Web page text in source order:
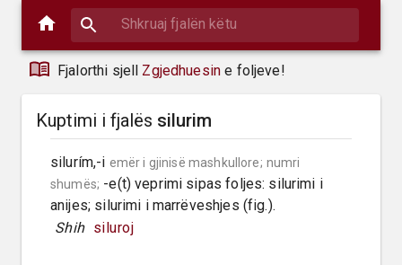
Fjalorthi sjell Zgjedhuesin e foljeve!
Kuptimi i fjalës silurim
silurím,-i emër i gjinisë mashkullore; numri
shumës; -e(t) veprimi sipas foljes: silurimi i
anijes; silurimi i marrëveshjes (fig.).
Shih siluroj